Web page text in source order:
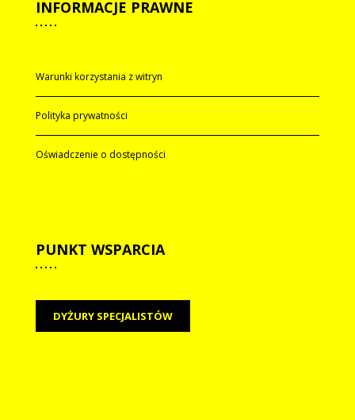
INFORMACJE PRAWNE
Warunki korzystania z witryn
Polityka prywatności
Oświadczenie o dostępności
PUNKT WSPARCIA
DYŻURY SPECJALISTÓW